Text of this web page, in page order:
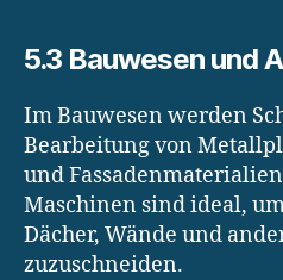
5.3 Bauwesen und
Im Bauwesen werden
Bearbeitung von
und
Maschinen sind ideal,
Dächer, Wände und
zuzuschneiden.